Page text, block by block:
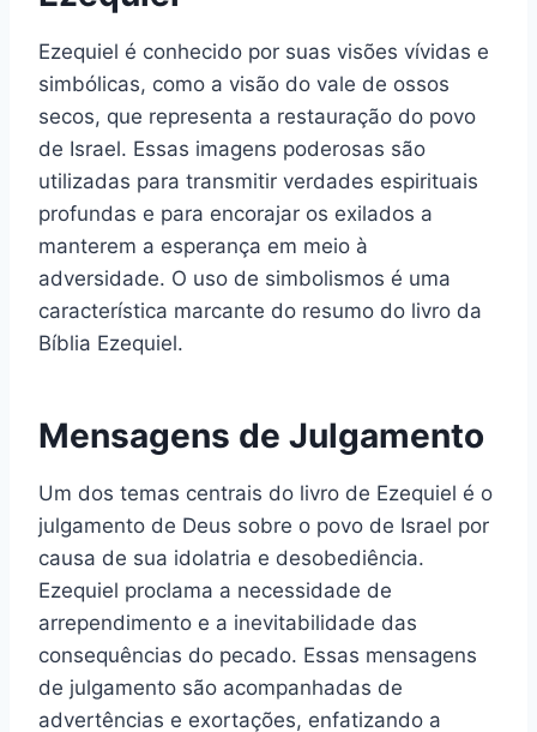
Ezequiel é conhecido por suas visões vívidas e
simbólicas, como a visão do vale de ossos
secos, que representa a restauração do povo
de Israel. Essas imagens poderosas são
utilizadas para transmitir verdades espirituais
profundas e para encorajar os exilados a
manterem a esperança em meio à
adversidade. O uso de simbolismos é uma
característica marcante do resumo do livro da
Bíblia Ezequiel.
Mensagens de Julgamento
Um dos temas centrais do livro de Ezequiel é o
julgamento de Deus sobre o povo de Israel por
causa de sua idolatria e desobediência.
Ezequiel proclama a necessidade de
arrependimento e a inevitabilidade das
consequências do pecado. Essas mensagens
de julgamento são acompanhadas de
advertências e exortações, enfatizando a